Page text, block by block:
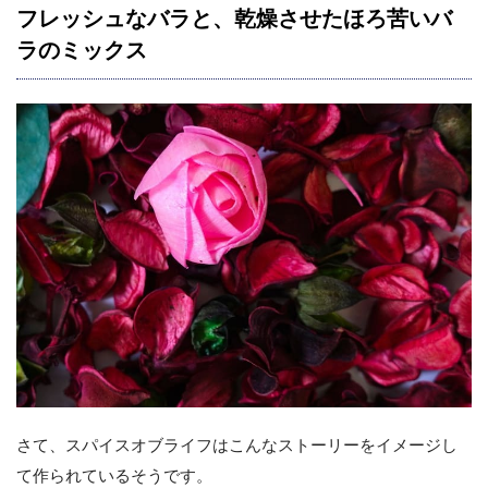
フレッシュなバラと、乾燥させたほろ苦いバ
ラのミックス
さて、スパイスオブライフはこんなストーリーをイメージし
て作られているそうです。